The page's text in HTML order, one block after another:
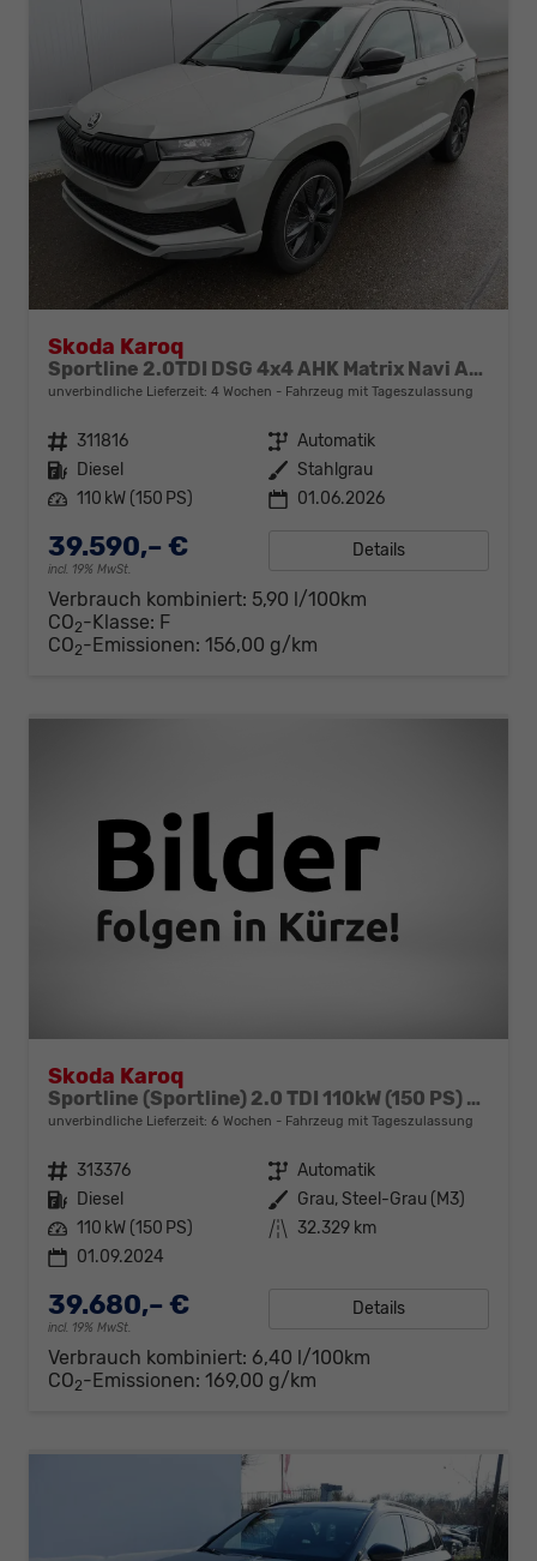
Skoda Karoq
Sportline 2.0TDI DSG 4x4 AHK Matrix Navi ACC
unverbindliche Lieferzeit: 4 Wochen Fahrzeug mit Tageszulassung
Fahrzeugnr. 311816 Getriebe Automatik
Kraftstoff Diesel Außenfarbe Stahlgrau
Leistung 110 kW (150 PS) 01.06.2026
39.590,– €
incl. 19% MwSt.
Details
Verbrauch kombiniert: 5,90 l/100km
CO2-Klasse: F
CO2-Emissionen: 156,00 g/km
Skoda Karoq
Sportline (Sportline) 2.0 TDI 110kW (150 PS) 7-Gang DSG 4x4
unverbindliche Lieferzeit: 6 Wochen Fahrzeug mit Tageszulassung
Fahrzeugnr. 313376 Getriebe Automatik
Kraftstoff Diesel Außenfarbe Grau, Steel-Grau (M3)
Leistung 110 kW (150 PS) Kilometerstand 32.329 km
01.09.2024
39.680,– €
incl. 19% MwSt.
Details
Verbrauch kombiniert: 6,40 l/100km
CO2-Emissionen: 169,00 g/km